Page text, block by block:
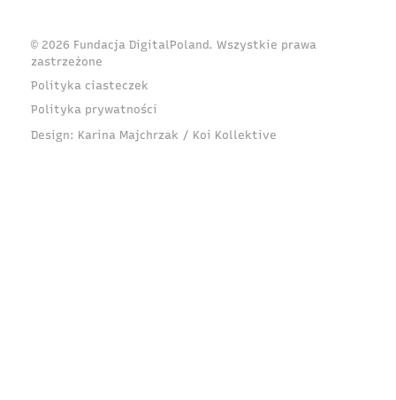
© 2026 Fundacja DigitalPoland. Wszystkie prawa
zastrzeżone
Polityka ciasteczek
Polityka prywatności
Design: Karina Majchrzak / Koi Kollektive